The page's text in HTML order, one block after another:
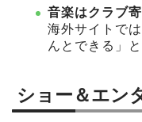
音楽はクラブ
海外サイトで
んとできる」
ショー＆エン